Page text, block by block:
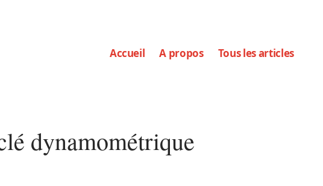
Accueil A propos Tous les articles
dynamométrique